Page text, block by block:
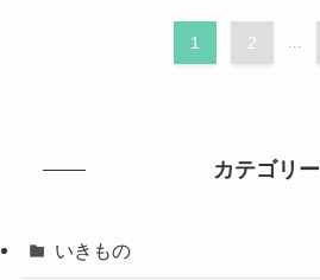
1 2
カテゴリー
いきもの